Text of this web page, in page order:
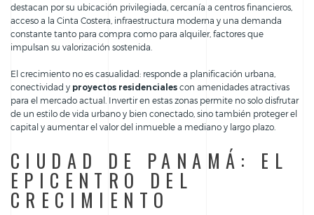
destacan por su ubicación privilegiada, cercanía a centros financieros,
acceso a la Cinta Costera, infraestructura moderna y una demanda
constante tanto para compra como para alquiler, factores que
impulsan su valorización sostenida.
El crecimiento no es casualidad: responde a planificación urbana,
conectividad y proyectos residenciales con amenidades atractivas
para el mercado actual. Invertir en estas zonas permite no solo disfrutar
de un estilo de vida urbano y bien conectado, sino también proteger el
capital y aumentar el valor del inmueble a mediano y largo plazo.
CIUDAD DE PANAMÁ: EL
EPICENTRO DEL
CRECIMIENTO